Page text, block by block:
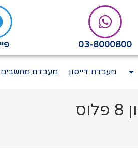
03-8000800
מעבדת דייסון מעבדת מחשבים